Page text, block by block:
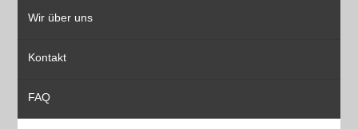
Wir über uns
Kontakt
FAQ